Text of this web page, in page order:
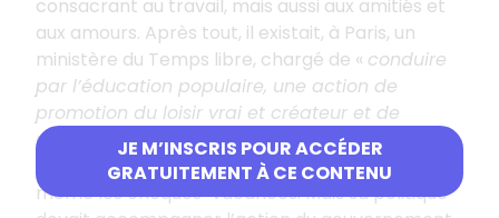
JE M’INSCRIS POUR ACCÉDER
GRATUITEMENT À CE CONTENU
consacrant au travail, mais aussi aux amitiés et
aux amours. Après tout, il existait, à Paris, un
ministère du Temps libre, chargé de « conduire
par l’éducation populaire, une action de
promotion du loisir vrai et créateur et de
maîtrise de son temps »… Certes, il fut
éphémère – de 1981 à 1983 – on lui doit tout de
même les chèques-vacances. Mais sa politique